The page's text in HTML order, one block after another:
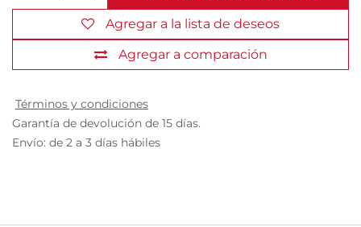
Agregar a comparación
Agregar a la lista de deseos
Términos y condiciones
Garantía de devolución de 15 días.
Envío: de 2 a 3 días hábiles